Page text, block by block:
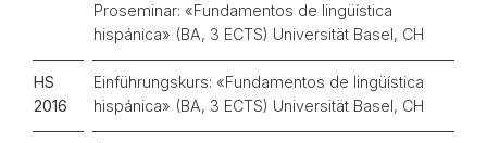
Proseminar: «Fundamentos de lingüística
hispánica» (BA, 3 ECTS) Universität Basel, CH
HS
2016
Einführungskurs: «Fundamentos de lingüística
hispánica» (BA, 3 ECTS) Universität Basel, CH